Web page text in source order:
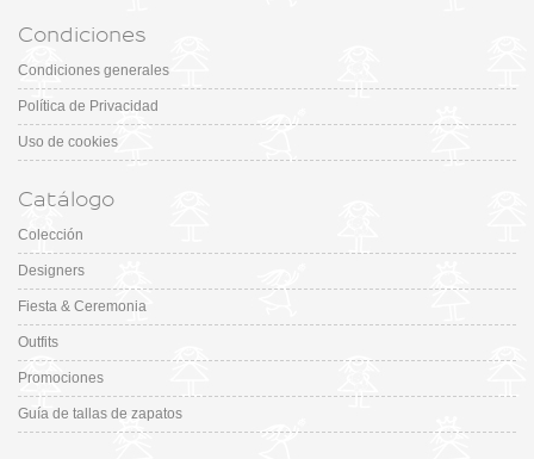
Condiciones
Condiciones generales
Política de Privacidad
Uso de cookies
Catálogo
Colección
Designers
Fiesta & Ceremonia
Outfits
Promociones
Guía de tallas de zapatos